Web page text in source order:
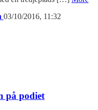
03/10/2016, 11:32
på podiet